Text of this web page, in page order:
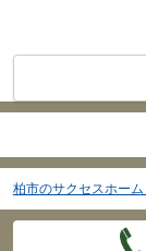
柏市のサクセスホーム